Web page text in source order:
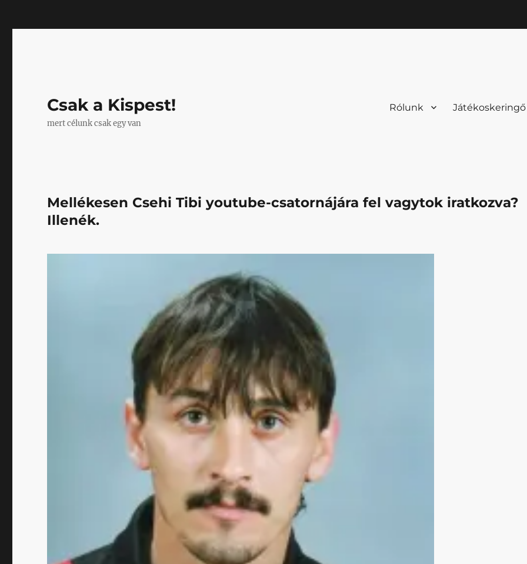
Csak a Kispest!
mert célunk csak egy van
Rólunk Játékoskeringő
Mellékesen Csehi Tibi youtube-csatornájára fel vagytok iratkozva?
Illenék.